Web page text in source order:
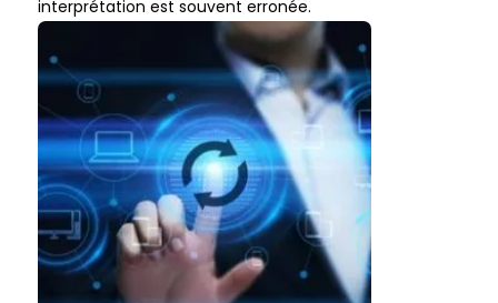
interprétation est souvent erronée.